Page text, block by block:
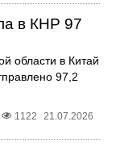
в КНР 97
области в Китай
97,2
1122 21.07.2026